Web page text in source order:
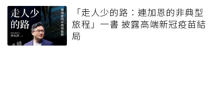
「走人少的路：連加恩的非典型
旅程」一書 披露高端新冠疫苗結
局